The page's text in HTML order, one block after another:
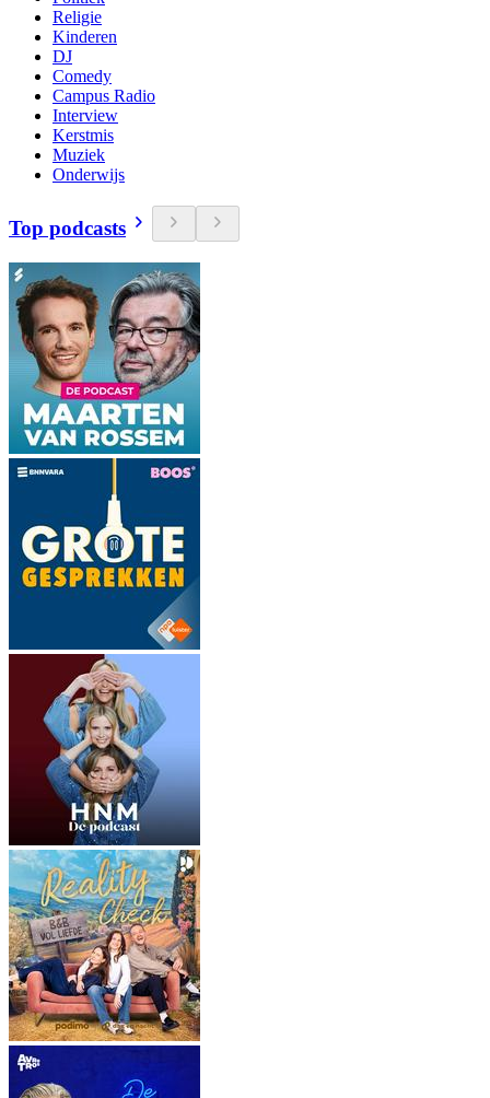
Religie
Kinderen
DJ
Comedy
Campus Radio
Interview
Kerstmis
Muziek
Onderwijs
Top podcasts